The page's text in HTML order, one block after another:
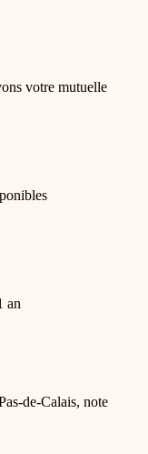
votre mutuelle
an
de-Calais, note